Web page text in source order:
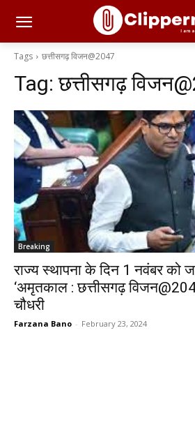
Tags छत्तीसगढ़ विजन@2047
Tag:छत्तीसगढ़
Breaking
राज्य स्थापना के दिन 1 नवंबर को
‘अमृतकाल : छत्तीसगढ़
चौधरी
Farzana Bano - February 23, 2024